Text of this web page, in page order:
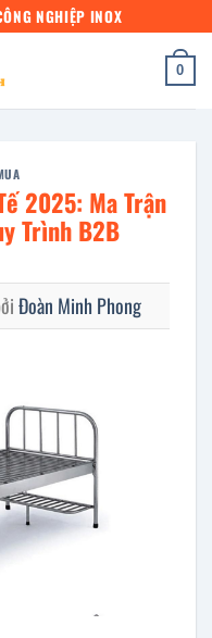
NGHIỆP INOX
0
2025: Ma Trận
Trình B2B
Đoàn Minh Phong